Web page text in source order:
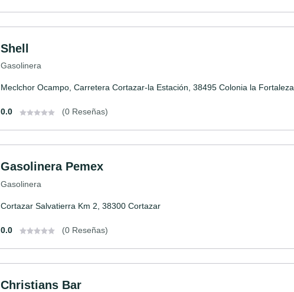
Shell
Gasolinera
Meclchor Ocampo, Carretera Cortazar-la Estación, 38495 Colonia la Fortaleza
0.0 (0 Reseñas)
Gasolinera Pemex
Gasolinera
Cortazar Salvatierra Km 2, 38300 Cortazar
0.0 (0 Reseñas)
Christians Bar